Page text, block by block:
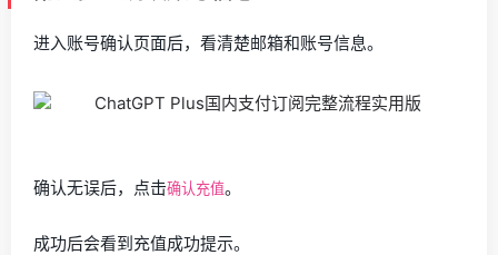
进入账号确认页面后，看清楚邮箱和账号信息。
确认无误后，点击确认充值。
成功后会看到充值成功提示。